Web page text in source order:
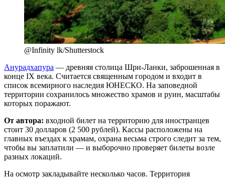
@Infinity lk/Shutterstock
Анурадхапура — древняя столица Шри-Ланки, заброшенная в
конце IX века. Считается священным городом и входит в
список всемирного наследия ЮНЕСКО. На заповедной
территории сохранилось множество храмов и руин, масштабы
которых поражают.
От автора: входной билет на территорию для иностранцев
стоит 30 долларов (2 500 рублей). Кассы расположены на
главных въездах к храмам, охрана весьма строго следит за тем,
чтобы вы заплатили — и выборочно проверяет билеты возле
разных локаций.
На осмотр закладывайте несколько часов. Территория